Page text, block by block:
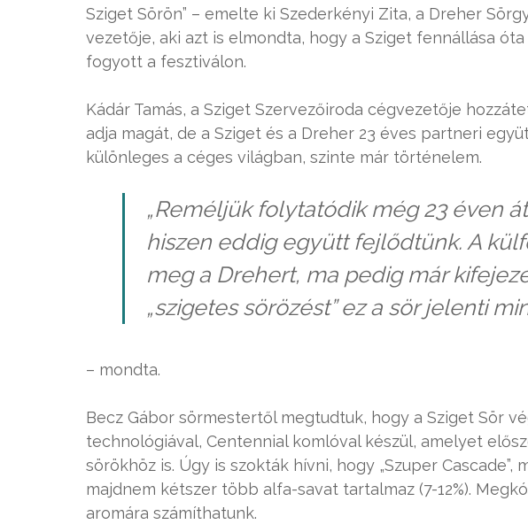
Sziget Sörön” – emelte ki Szederkényi Zita, a Dreher
vezetője, aki azt is elmondta, hogy a Sziget fennállása
fogyott a fesztiválon.
Kádár Tamás, a Sziget Szervezőiroda cégvezetője
adja magát, de a Sziget és a Dreher 23 éves partneri
különleges a céges világban, szinte már történelem.
„Reméljük folytatódik még 23 éven
hiszen eddig együtt fejlődtünk. A
meg a Drehert, ma pedig már
„szigetes sörözést” ez a sör jelenti
– mondta.
Becz Gábor sörmestertől megtudtuk, hogy a Sziget Sör
technológiával, Centennial komlóval készül, amelyet
sörökhöz is. Úgy is szokták hívni, hogy „Szuper
majdnem kétszer több alfa-savat tartalmaz (7-12%).
aromára számíthatunk.